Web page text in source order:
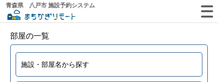
青森県 八戸市 施設予約システム
部屋の一覧